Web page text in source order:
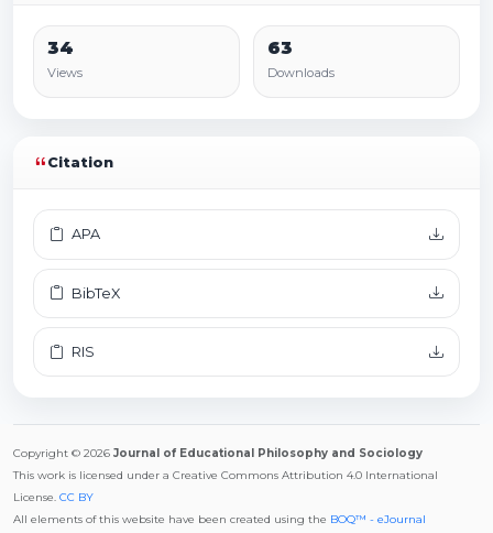
34
Views
63
Downloads
Citation
APA
BibTeX
RIS
Copyright © 2026 Journal of Educational Philosophy and Sociology
This work is licensed under a Creative Commons Attribution 4.0 International
License. CC BY
All elements of this website have been created using the BOQ™ - eJournal